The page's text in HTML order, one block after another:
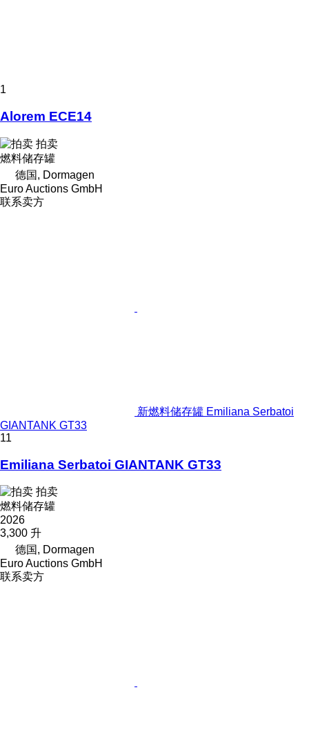
1
Alorem ECE14
拍卖
燃料储存罐
德国, Dormagen
Euro Auctions GmbH
联系卖方
新燃料储存罐 Emiliana Serbatoi
GIANTANK GT33
11
Emiliana Serbatoi GIANTANK GT33
拍卖
燃料储存罐
2026
3,300 升
德国, Dormagen
Euro Auctions GmbH
联系卖方